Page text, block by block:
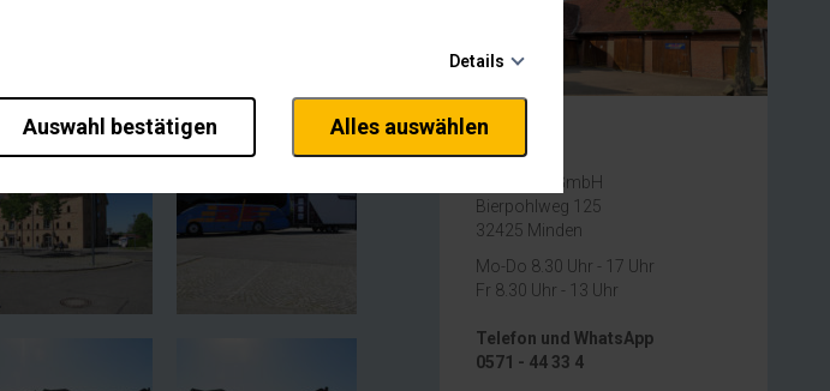
Kontakt
BE Reisen GmbH
Bierpohlweg 125
32425 Minden
Mo-Do 8.30 Uhr - 17 Uhr
Fr 8.30 Uhr - 13 Uhr
Telefon und WhatsApp
0571 - 44 33 4
Details
und ermöglichen beispielsweise sicherheitsrelevante
ebenfalls erkennen, ob Sie in Ihrem Profil eingeloggt bleiben
wir anonymisierte Daten für Statistiken und Analysen. Mithilfe
den Effekt bestimmter Seiten unseres Web-Auftritts ermitteln und
blockiert. Wenn Cookies von externen Medien akzeptiert
mehr
Auswahl bestätigen Alles auswählen